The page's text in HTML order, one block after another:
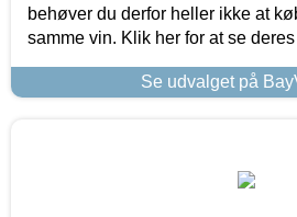
behøver du derfor heller ikke at
samme vin. Klik her for at se
Se udvalget på